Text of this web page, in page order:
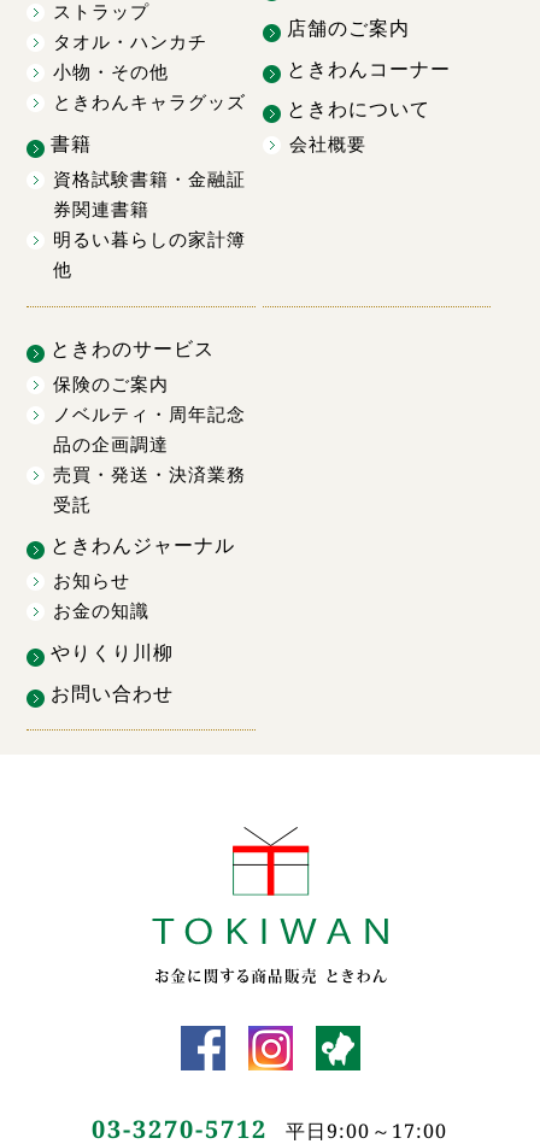
ストラップ
タオル・ハンカチ
小物・その他
ときわんキャラグッズ
書籍
資格試験書籍・金融証
券関連書籍
明るい暮らしの家計簿
他
店舗のご案内
ときわんコーナー
ときわについて
会社概要
ときわのサービス
保険のご案内
ノベルティ・周年記念
品の企画調達
売買・発送・決済業務
受託
ときわんジャーナル
お知らせ
お金の知識
やりくり川柳
お問い合わせ
03-3270-5712 平日9:00～17:00